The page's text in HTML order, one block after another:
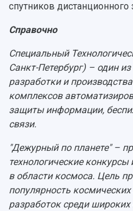
спутников
Справочно
Специальный
Санкт-Петербург) – один
разработки и
комплексов
защиты информации,
связи.
"Дежурный по планете" –
технологические
в области космоса. Цель
популярность
разработок среди